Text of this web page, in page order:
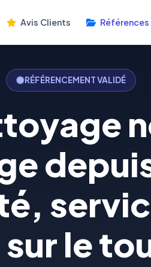
Avis Clients Références
RÉFÉRENCEMENT VALIDÉ
le